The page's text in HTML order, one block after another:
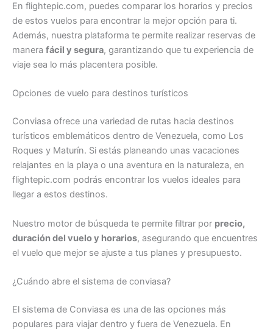
En flightepic.com, puedes comparar los horarios y precios
de estos vuelos para encontrar la mejor opción para ti.
Además, nuestra plataforma te permite realizar reservas de
manera fácil y segura, garantizando que tu experiencia de
viaje sea lo más placentera posible.
Opciones de vuelo para destinos turísticos
Conviasa ofrece una variedad de rutas hacia destinos
turísticos emblemáticos dentro de Venezuela, como Los
Roques y Maturín. Si estás planeando unas vacaciones
relajantes en la playa o una aventura en la naturaleza, en
flightepic.com podrás encontrar los vuelos ideales para
llegar a estos destinos.
Nuestro motor de búsqueda te permite filtrar por precio,
duración del vuelo y horarios, asegurando que encuentres
el vuelo que mejor se ajuste a tus planes y presupuesto.
¿Cuándo abre el sistema de conviasa?
El sistema de Conviasa es una de las opciones más
populares para viajar dentro y fuera de Venezuela. En